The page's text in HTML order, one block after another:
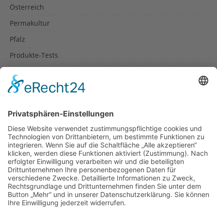
Österreich
Permakultur
Pfalz
Produkte-Tests
Rezepte
Spanien
Südtirol
USA
Weihnachten
Weihnachtstexte
Datenschutzerklärung